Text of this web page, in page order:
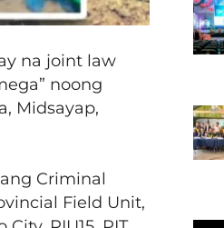
na joint law
noong
Midsayap,
Criminal
Field Unit,